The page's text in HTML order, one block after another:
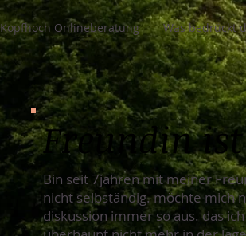
Kopfhoch Onlineberatung Was bedrückt
Freundin
Bin seit 7jahren mit meiner
nicht selbständig. möchte mich
diskussion immer so aus. das